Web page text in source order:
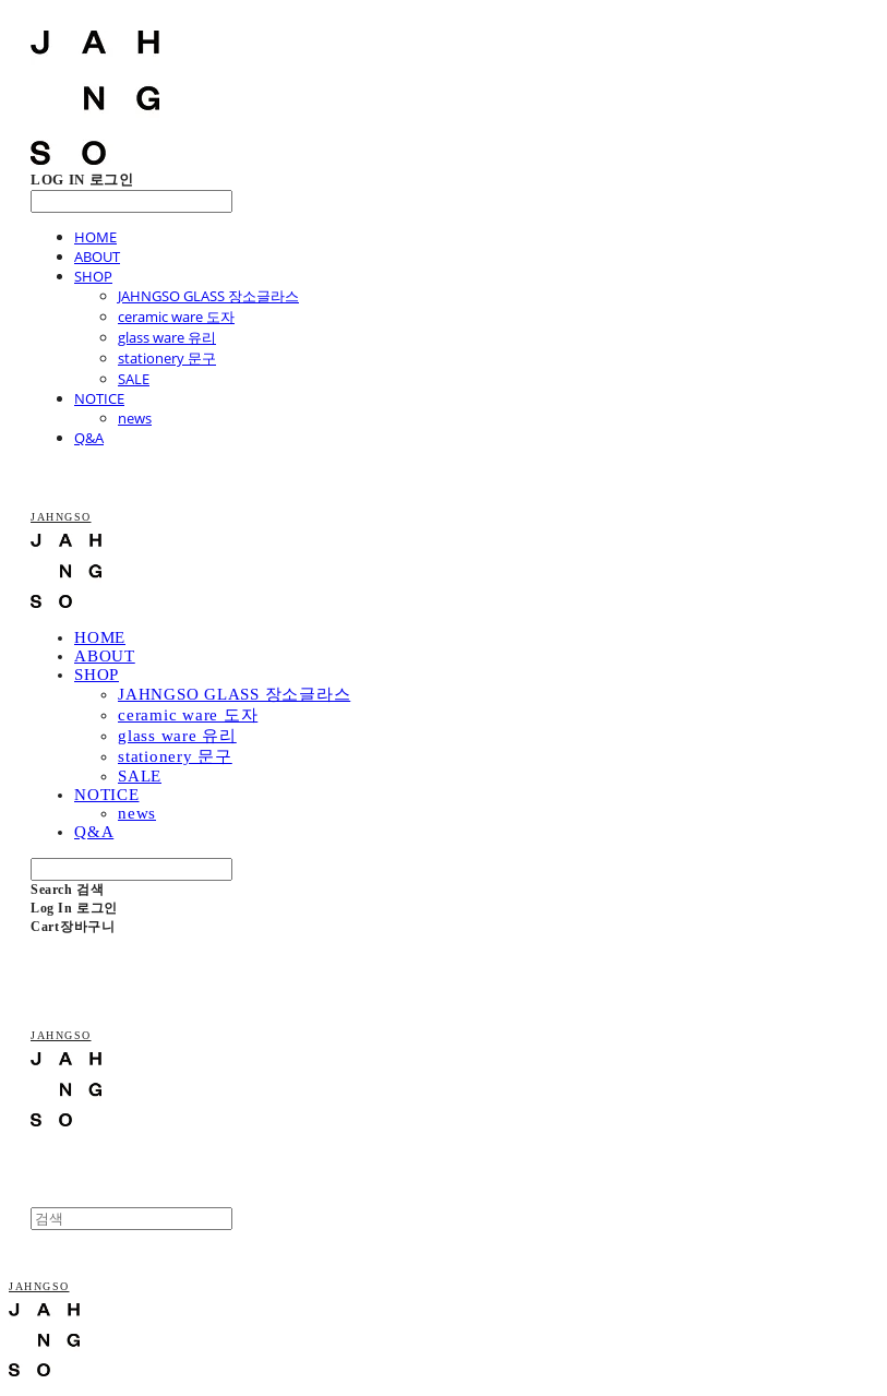
LOG IN 로그인
HOME
ABOUT
SHOP
JAHNGSO GLASS 장소글라스
ceramic ware 도자
glass ware 유리
stationery 문구
SALE
NOTICE
news
Q&A
JAHNGSO
HOME
ABOUT
SHOP
JAHNGSO GLASS 장소글라스
ceramic ware 도자
glass ware 유리
stationery 문구
SALE
NOTICE
news
Q&A
Search 검색
Log In 로그인
Cart장바구니
JAHNGSO
JAHNGSO